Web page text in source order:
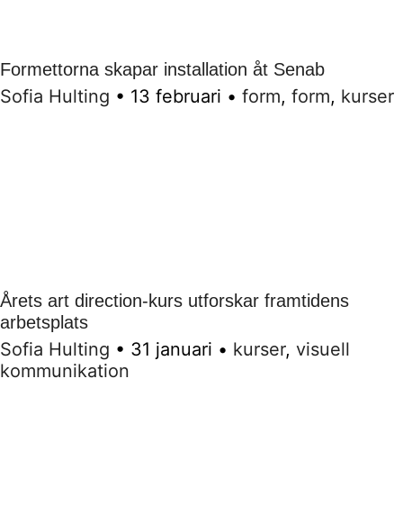
Formettorna skapar installation åt Senab
Sofia Hulting • 13 februari • form, form, kurser
Årets art direction-kurs utforskar framtidens
arbetsplats
Sofia Hulting • 31 januari • kurser, visuell
kommunikation